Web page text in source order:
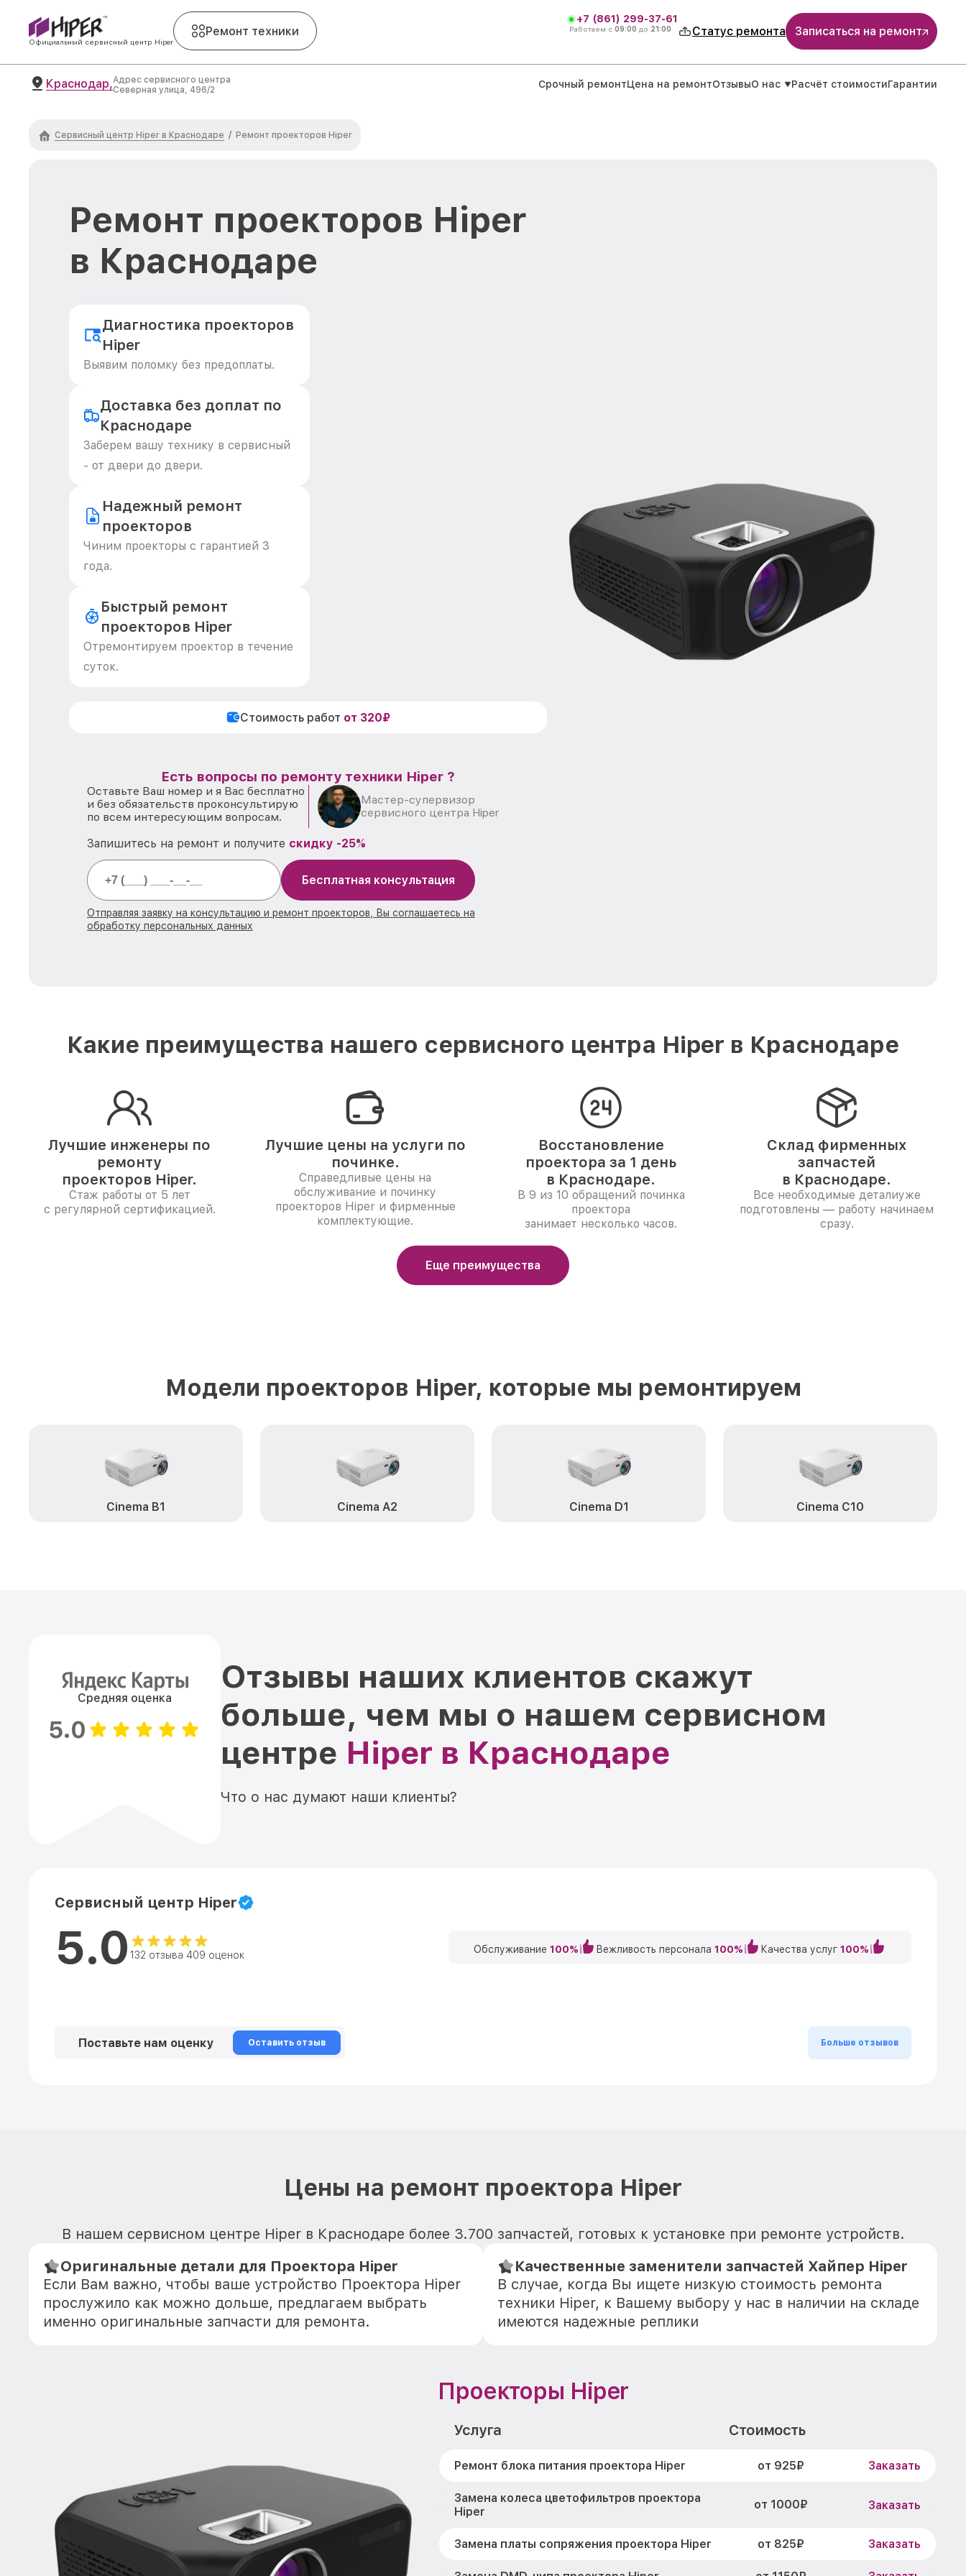
Официальный сервисный центр Hiper
Ремонт техники
+7 (861) 299-37-61
Работаем с 09:00 до 21:00 Статус ремонта Записаться на ремонт
Краснодар,Адрес сервисного центра
Северная улица, 496/2
Срочный ремонтЦена на ремонтОтзывыО нас Расчёт стоимостиГарантии
Сервисный центр Hiper в Краснодаре / Ремонт проекторов Hiper
Ремонт проекторов Hiper
в Краснодаре
Диагностика проекторов
Hiper
Выявим поломку без предоплаты.
Доставка без доплат по
Краснодаре
Заберем вашу технику в сервисный
- от двери до двери.
Надежный ремонт
проекторов
Чиним проекторы с гарантией 3
года.
Быстрый ремонт
проекторов Hiper
Отремонтируем проектор в течение
суток.
Стоимость работ от 320₽
Есть вопросы по ремонту техники Hiper ?
Оставьте Ваш номер и я Вас бесплатно
и без обязательств проконсультирую
по всем интересующим вопросам.
Мастер-супервизор
сервисного центра Hiper
Запишитесь на ремонт и получите скидку -25%
Бесплатная консультация
Отправляя заявку на консультацию и ремонт проекторов, Вы соглашаетесь на
обработку персональных данных
Какие преимущества нашего сервисного центра Hiper в Краснодаре
Лучшие инженеры по
ремонту
проекторов Hiper.
Стаж работы от 5 лет
с регулярной сертификацией.
Лучшие цены на услуги по
починке.
Справедливые цены на
обслуживание и починку
проекторов Hiper и фирменные
комплектующие.
Восстановление
проектора за 1 день
в Краснодаре.
В 9 из 10 обращений починка
проектора
занимает несколько часов.
Склад фирменных
запчастей
в Краснодаре.
Все необходимые деталиуже
подготовлены — работу начинаем
сразу.
Еще преимущества
Модели проекторов Hiper, которые мы ремонтируем
Cinema B1 Cinema A2 Cinema D1 Cinema C10
Средняя оценка
5.0
Отзывы наших клиентов скажут
больше, чем мы о нашем сервисном
центре Hiper в Краснодаре
Что о нас думают наши клиенты?
Сервисный центр Hiper
5.0 132 отзыва 409 оценок Обслуживание 100% Вежливость персонала 100% Качества услуг 100%
Поставьте нам оценку Оставить отзыв Больше отзывов
Цены на ремонт проектора Hiper
В нашем сервисном центре Hiper в Краснодаре более 3.700 запчастей, готовых к установке при ремонте устройств.
Оригинальные детали для Проектора Hiper
Если Вам важно, чтобы ваше устройство Проектора Hiper
прослужило как можно дольше, предлагаем выбрать
именно оригинальные запчасти для ремонта.
Качественные заменители запчастей Хайпер Hiper
В случае, когда Вы ищете низкую стоимость ремонта
техники Hiper, к Вашему выбору у нас в наличии на складе
имеются надежные реплики
Проекторы Hiper
Услуга Стоимость
Ремонт блока питания проектора Hiper от 925₽ Заказать
Замена колеса цветофильтров проектора
Hiper
от 1000₽ Заказать
Замена платы сопряжения проектора Hiper от 825₽ Заказать